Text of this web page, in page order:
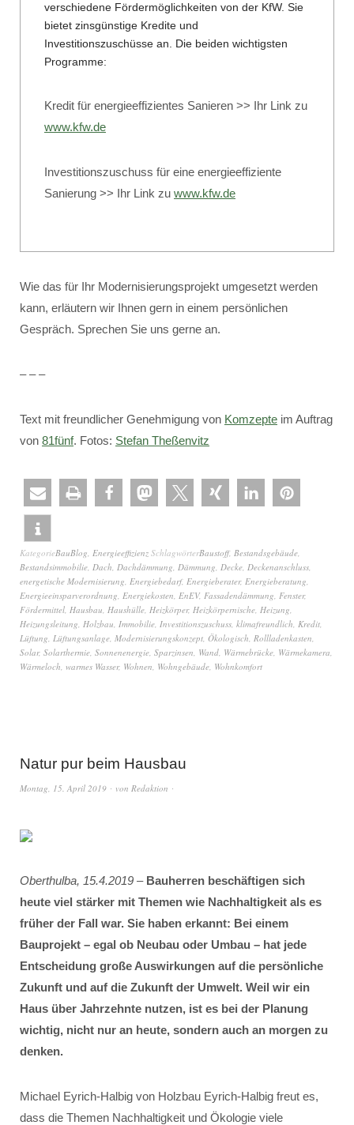
verschiedene Fördermöglichkeiten von der KfW. Sie
bietet zinsgünstige Kredite und
Investitionszuschüsse an. Die beiden wichtigsten
Programme:
Kredit für energieeffizientes Sanieren >> Ihr Link zu
www.kfw.de
Investitionszuschuss für eine energieeffiziente
Sanierung >> Ihr Link zu www.kfw.de
Wie das für Ihr Modernisierungsprojekt umgesetzt werden
kann, erläutern wir Ihnen gern in einem persönlichen
Gespräch. Sprechen Sie uns gerne an.
– – –
Text mit freundlicher Genehmigung von Komzepte im Auftrag
von 81fünf. Fotos: Stefan Theßenvitz
KategorieBauBlog, Energieeffizienz SchlagwörterBaustoff, Bestandsgebäude,
Bestandsimmobilie, Dach, Dachdämmung, Dämmung, Decke, Deckenanschluss,
energetische Modernisierung, Energiebedarf, Energieberater, Energieberatung,
Energieeinsparverordnung, Energiekosten, EnEV, Fassadendämmung, Fenster,
Fördermittel, Hausbau, Haushülle, Heizkörper, Heizkörpernische, Heizung,
Heizungsleitung, Holzbau, Immobilie, Investitionszuschuss, klimafreundlich, Kredit,
Lüftung, Lüftungsanlage, Modernisierungskonzept, Ökologisch, Rollladenkasten,
Solar, Solarthermie, Sonnenenergie, Sparzinsen, Wand, Wärmebrücke, Wärmekamera,
Wärmeloch, warmes Wasser, Wohnen, Wohngebäude, Wohnkomfort
Natur pur beim Hausbau
Montag, 15. April 2019 von Redaktion
Oberthulba, 15.4.2019 – Bauherren beschäftigen sich
heute viel stärker mit Themen wie Nachhaltigkeit als es
früher der Fall war. Sie haben erkannt: Bei einem
Bauprojekt – egal ob Neubau oder Umbau – hat jede
Entscheidung große Auswirkungen auf die persönliche
Zukunft und auf die Zukunft der Umwelt. Weil wir ein
Haus über Jahrzehnte nutzen, ist es bei der Planung
wichtig, nicht nur an heute, sondern auch an morgen zu
denken.
Michael Eyrich-Halbig von Holzbau Eyrich-Halbig freut es,
dass die Themen Nachhaltigkeit und Ökologie viele